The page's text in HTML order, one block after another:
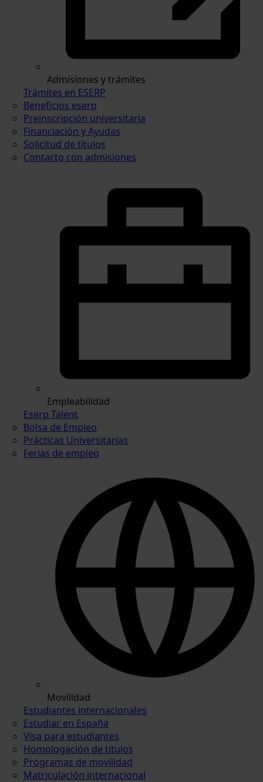
Admisiones y trámites
Trámites en ESERP
Beneficios eserp
Preinscripción universitaria
Financiación y Ayudas
Solicitud de títulos
Contacto con admisiones
Empleabilidad
Eserp Talent
Bolsa de Empleo
Prácticas Universitarias
Ferias de empleo
Movilidad
Estudiantes internacionales
Estudiar en España
Visa para estudiantes
Homologación de títulos
Programas de movilidad
Matriculación internacional